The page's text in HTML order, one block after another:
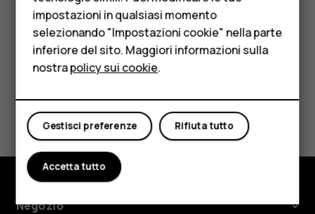
Per le imprese
Tablet
Negozio
Il mio account
disponibilità e i costi.
Ti è stato d'aiuto?
Sì No
Negozio
impostazioni in qualsiasi momento
selezionando "Impostazioni cookie" nella parte
inferiore del sito. Maggiori informazioni sulla
nostrapolicy sui cookie.
Rifiuta tutto
Gestisci preferenze
Accetta tutto